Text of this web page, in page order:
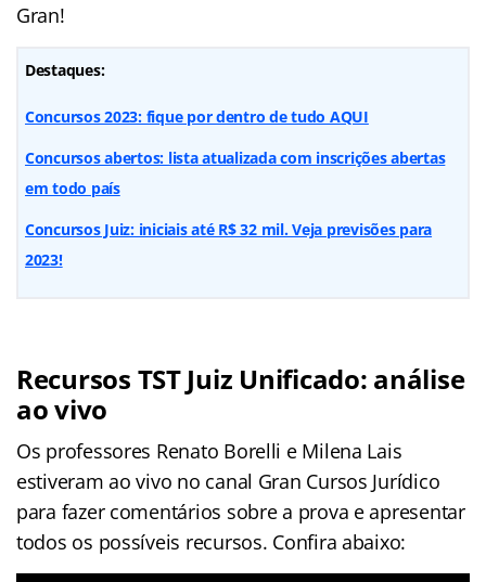
Gran!
Destaques:
Concursos 2023: fique por dentro de tudo AQUI
Concursos abertos: lista atualizada com inscrições abertas
em todo país
Concursos Juiz: iniciais até R$ 32 mil. Veja previsões para
2023!
Recursos TST Juiz Unificado: análise
ao vivo
Os professores Renato Borelli e Milena Lais
estiveram ao vivo no canal Gran Cursos Jurídico
para fazer comentários sobre a prova e apresentar
todos os possíveis recursos. Confira abaixo: